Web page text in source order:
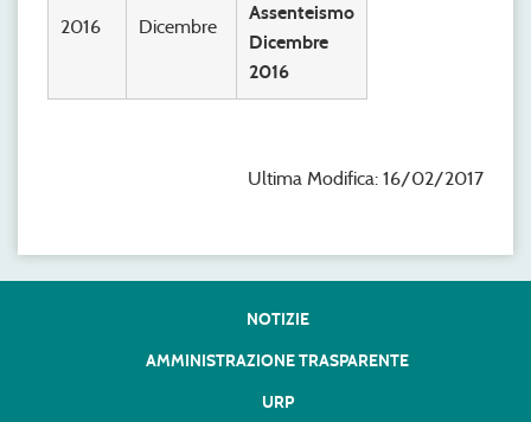
2016 Dicembre
Assenteismo
Dicembre
2016
Ultima Modifica: 16/02/2017
NOTIZIE
AMMINISTRAZIONE TRASPARENTE
URP